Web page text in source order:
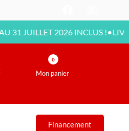
2026 INCLUS !•LIVRAISON
Mon panier
0
Financement